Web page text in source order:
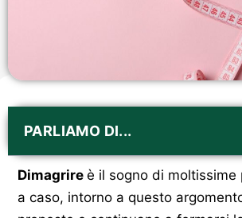
PARLIAMO DI...
Dimagrire è il sogno di moltissime
a caso, intorno a questo